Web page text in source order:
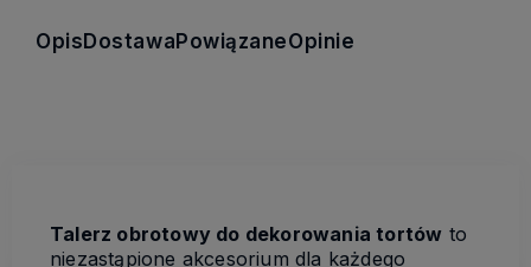
Opis Dostawa PowiązaneOpinie
Talerz obrotowy do dekorowania tortów to
niezastąpione akcesorium dla każdego